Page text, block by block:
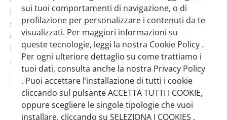
sui tuoi comportamenti di navigazione, o di
profilazione per personalizzare i contenuti da te
visualizzati. Per maggiori informazioni su
queste tecnologie, leggi la nostra Cookie Policy .
Per ogni ulteriore dettaglio su come trattiamo i
tuoi dati, consulta anche la nostra Privacy Policy
. Puoi accettare l’installazione di tutti i cookie
cliccando sul pulsante ACCETTA TUTTI I COOKIE,
oppure scegliere le singole tipologie che vuoi
installare, cliccando su SELEZIONA I COOKIES .
D.lgs. 24/2023 ed in particolare all’oggetto della
segnalazione, ai presupposti, ai canali e alle modalità
di gestione,clicca qui.
Per effettuare una segnalazioneclicca qui.
(La piattaforma consente la gestione delle
segnalazioni garantendo la riservatezza dei soggetti
segnalanti)..